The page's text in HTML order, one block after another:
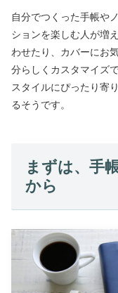
自分でつくった手帳や
ションを楽しむ人が増
わせたり、カバーにお
分らしくカスタマイズ
スタイルにぴったり寄
るそうです。
まずは、手
から